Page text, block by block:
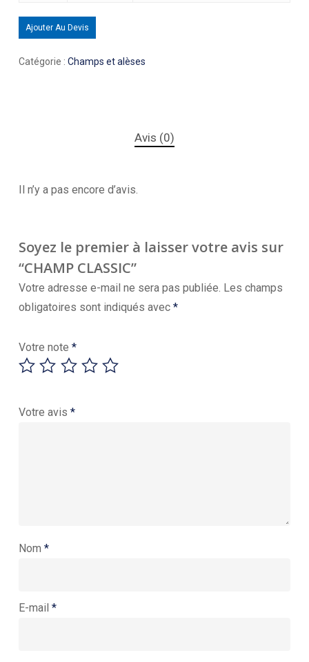
Ajouter Au Devis
Catégorie : Champs et alèses
Avis (0)
Il n’y a pas encore d’avis.
Soyez le premier à laisser votre avis sur
“CHAMP CLASSIC”
Votre adresse e-mail ne sera pas publiée. Les champs
obligatoires sont indiqués avec *
Votre note *
Votre avis *
Nom *
E-mail *